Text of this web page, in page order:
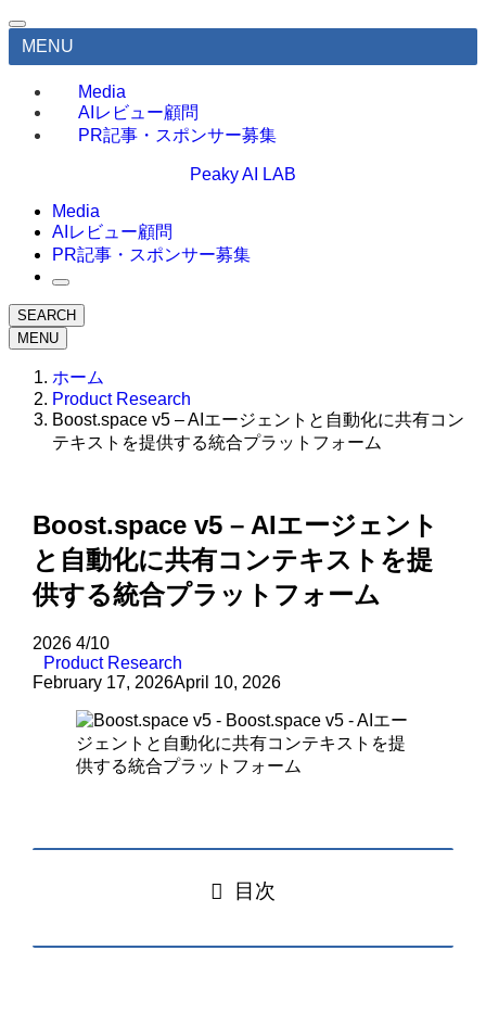
MENU
Media
AIレビュー顧問
PR記事・スポンサー募集
Peaky AI LAB
Media
AIレビュー顧問
PR記事・スポンサー募集
SEARCH
MENU
ホーム
Product Research
Boost.space v5 – AIエージェントと自動化に共有コン
テキストを提供する統合プラットフォーム
Boost.space v5 – AIエージェント
と自動化に共有コンテキストを提
供する統合プラットフォーム
2026 4/10
Product Research
February 17, 2026April 10, 2026
目次